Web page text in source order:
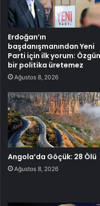
Erdoğan’ın
başdanışmanından Yeni
Parti için ilk yorum: Özgün
bir politika üretemez
Ağustos 8, 2026
Angola’da Göçük: 28 Ölü
Ağustos 8, 2026